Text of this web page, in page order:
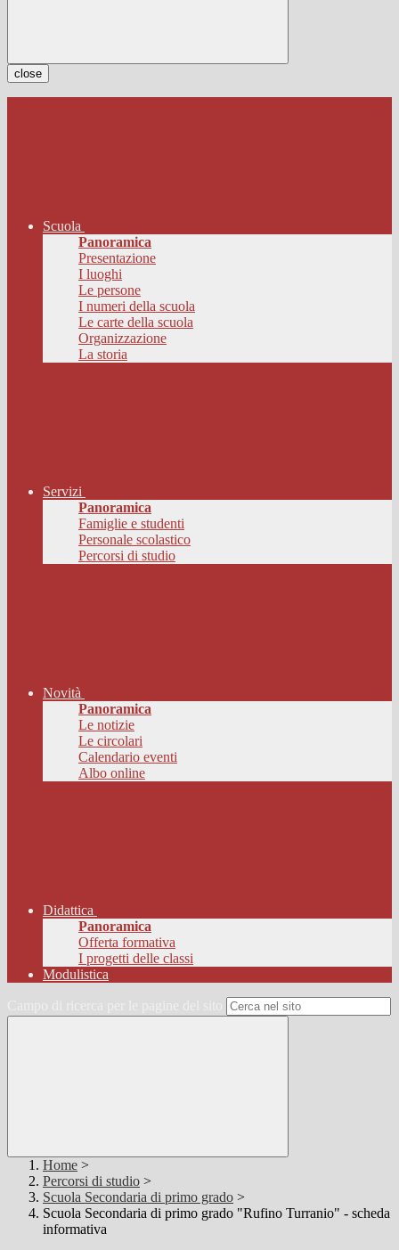
close
Scuola
Panoramica
Presentazione
I luoghi
Le persone
I numeri della scuola
Le carte della scuola
Organizzazione
La storia
Servizi
Panoramica
Famiglie e studenti
Personale scolastico
Percorsi di studio
Novità
Panoramica
Le notizie
Le circolari
Calendario eventi
Albo online
Didattica
Panoramica
Offerta formativa
I progetti delle classi
Modulistica
Home >
Percorsi di studio >
Scuola Secondaria di primo grado >
Scuola Secondaria di primo grado "Rufino Turranio" - scheda
informativa